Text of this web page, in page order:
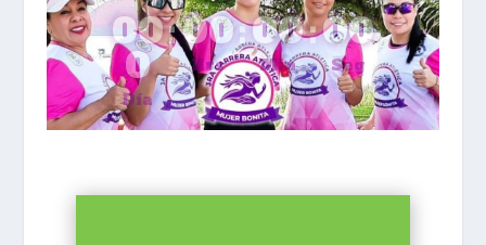
00
0
Día
:00
Hrs
:00
Min
:00
Seg